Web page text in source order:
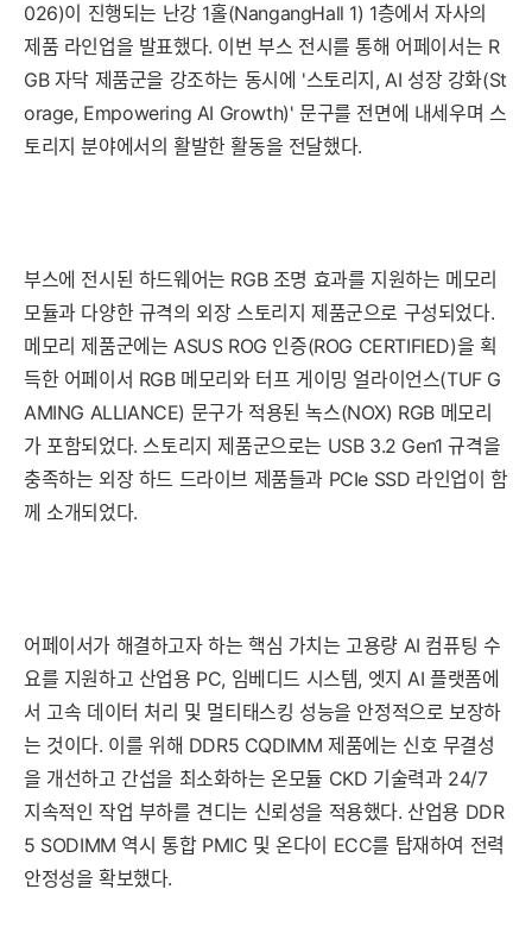
026)이 진행되는 난강 1홀(NangangHall 1) 1층에서 자사의
제품 라인업을 발표했다. 이번 부스 전시를 통해 어페이서는 R
GB 자닥 제품군을 강조하는 동시에 '스토리지, AI 성장 강화(St
orage, Empowering AI Growth)' 문구를 전면에 내세우며 스
토리지 분야에서의 활발한 활동을 전달했다.
부스에 전시된 하드웨어는 RGB 조명 효과를 지원하는 메모리
모듈과 다양한 규격의 외장 스토리지 제품군으로 구성되었다.
메모리 제품군에는 ASUS ROG 인증(ROG CERTIFIED)을 획
득한 어페이서 RGB 메모리와 터프 게이밍 얼라이언스(TUF G
AMING ALLIANCE) 문구가 적용된 녹스(NOX) RGB 메모리
가 포함되었다. 스토리지 제품군으로는 USB 3.2 Gen1 규격을
충족하는 외장 하드 드라이브 제품들과 PCIe SSD 라인업이 함
께 소개되었다.
어페이서가 해결하고자 하는 핵심 가치는 고용량 AI 컴퓨팅 수
요를 지원하고 산업용 PC, 임베디드 시스템, 엣지 AI 플랫폼에
서 고속 데이터 처리 및 멀티태스킹 성능을 안정적으로 보장하
는 것이다. 이를 위해 DDR5 CQDIMM 제품에는 신호 무결성
을 개선하고 간섭을 최소화하는 온모듈 CKD 기술력과 24/7
지속적인 작업 부하를 견디는 신뢰성을 적용했다. 산업용 DDR
5 SODIMM 역시 통합 PMIC 및 온다이 ECC를 탑재하여 전력
안정성을 확보했다.